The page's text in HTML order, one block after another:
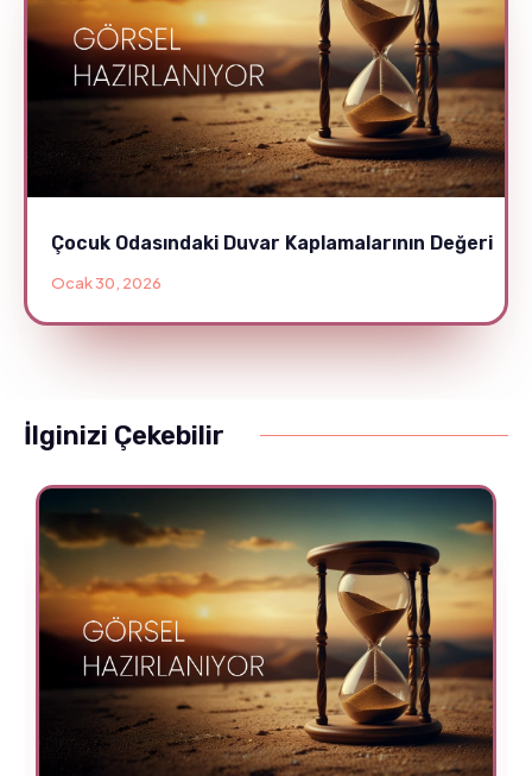
Çocuk Odasındaki Duvar Kaplamalarının Değeri
Ocak 30, 2026
İlginizi Çekebilir